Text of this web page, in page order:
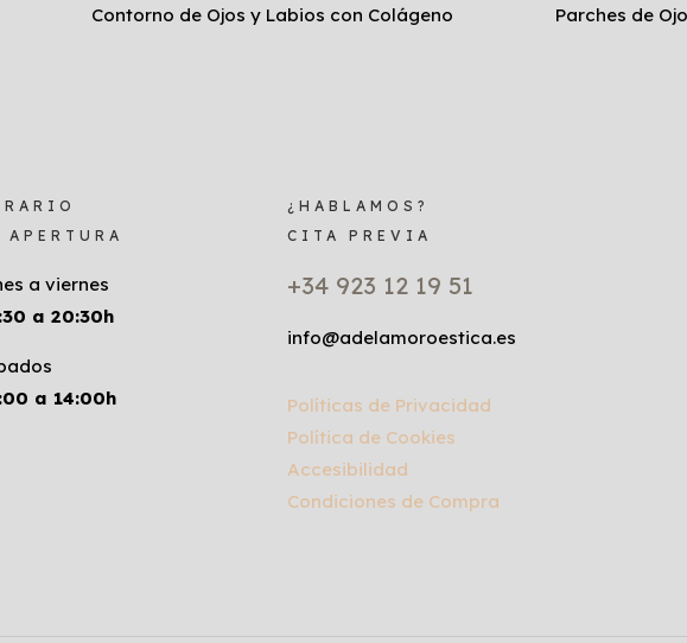
Contorno de Ojos y Labios con Colágeno Parches de
APERTURA
a viernes
a 20:30h
a 14:00h
¿HABLAMOS?
CITA PREVIA
+34 923 12 19 51
info@adelamoroestica.es
Políticas de Privacidad
Política de Cookies
Accesibilidad
Condiciones de Compra